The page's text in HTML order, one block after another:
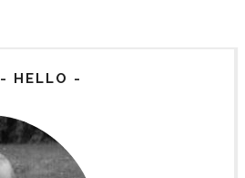
- HELLO -